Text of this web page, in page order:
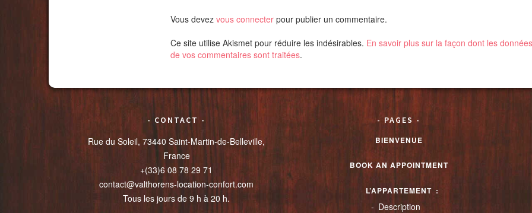
Vous devez vous connecter pour publier un commentaire.
Ce site utilise Akismet pour réduire les indésirables. En savoir plus sur la façon dont les données
de vos commentaires sont traitées.
CONTACT
Rue du Soleil, 73440 Saint-Martin-de-Belleville,
France
+(33)6 08 78 29 71
contact@valthorens-location-confort.com
Tous les jours de 9 h à 20 h.
PAGES
BIENVENUE
BOOK AN APPOINTMENT
L’APPARTEMENT
Description